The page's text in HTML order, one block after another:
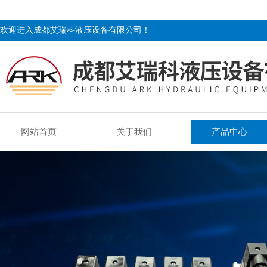
欢迎进入成都艾瑞科液压设备有限公司！
网站首页 关于我们 产品中心